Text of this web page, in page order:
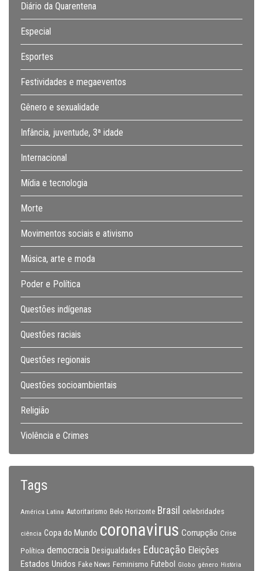
Diário da Quarentena
Especial
Esportes
Festividades e megaeventos
Gênero e sexualidade
Infância, juventude, 3ª idade
Internacional
Mídia e tecnologia
Morte
Movimentos sociais e ativismo
Música, arte e moda
Poder e Política
Questões indígenas
Questões raciais
Questões regionais
Questões socioambientais
Religião
Violência e Crimes
Tags
América Latina Autoritarismo Belo Horizonte Brasil celebridades
ciência Copa do Mundo coronavirus Corrupção Crise
Política democracia Desigualdades Educação Eleições
Estados Unidos Fake News Feminismo Futebol Globo gênero História